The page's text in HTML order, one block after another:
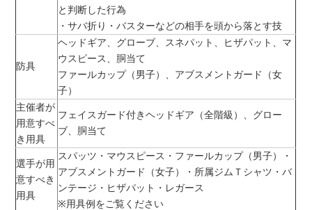
と判断した行為
・サバ折り・バスターなどの相手を頭から落とす技
防具
ヘッドギア、グローブ、スネパット、ヒザパット、マ
ウスピース、胴当て
ファールカップ（男子）、アブスメントガード（女
子）
主催者が
用意すべ
き用具
フェイスガード付きヘッドギア（全階級）、グロー
ブ、胴当て
選手が用
意すべき
用具
スパッツ・マウスピース・ファールカップ（男子）・
アブスメントガード（女子）・所属ジムＴシャツ・バ
ンテージ・ヒザパット・レガース
※用具例をご覧ください